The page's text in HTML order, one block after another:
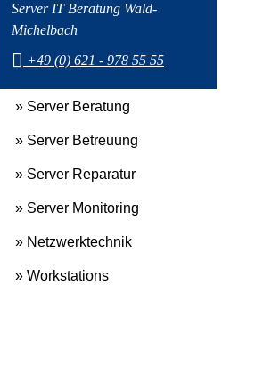
Server IT Beratung Wald-
Michelbach
+49 (0) 621 - 978 55 55
» Server Beratung
» Server Betreuung
» Server Reparatur
» Server Monitoring
» Netzwerktechnik
» Workstations